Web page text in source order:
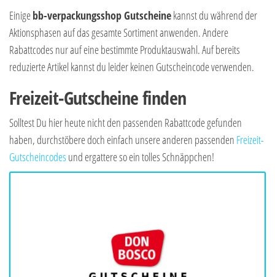
Einigebb-verpackungsshop Gutscheinekannst du während der
Aktionsphasen auf das gesamte Sortiment anwenden. Andere
Rabattcodes nur auf eine bestimmte Produktauswahl. Auf bereits
reduzierte Artikel kannst du leider keinen Gutscheincode verwenden.
Freizeit-Gutscheine finden
Solltest Du hier heute nicht den passenden Rabattcode gefunden
haben, durchstöbere doch einfach unsere anderen passenden Freizeit-
Gutscheincodes und ergattere so ein tolles Schnäppchen!